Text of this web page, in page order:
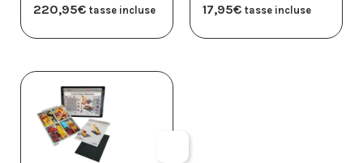
220,95€ tasse incluse
17,95€ tasse incluse